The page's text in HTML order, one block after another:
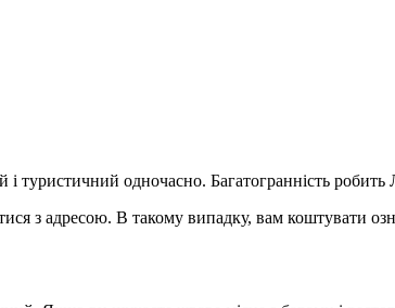
і туристичний одночасно. Багатогранність
з адресою. В такому випадку, вам коштувати